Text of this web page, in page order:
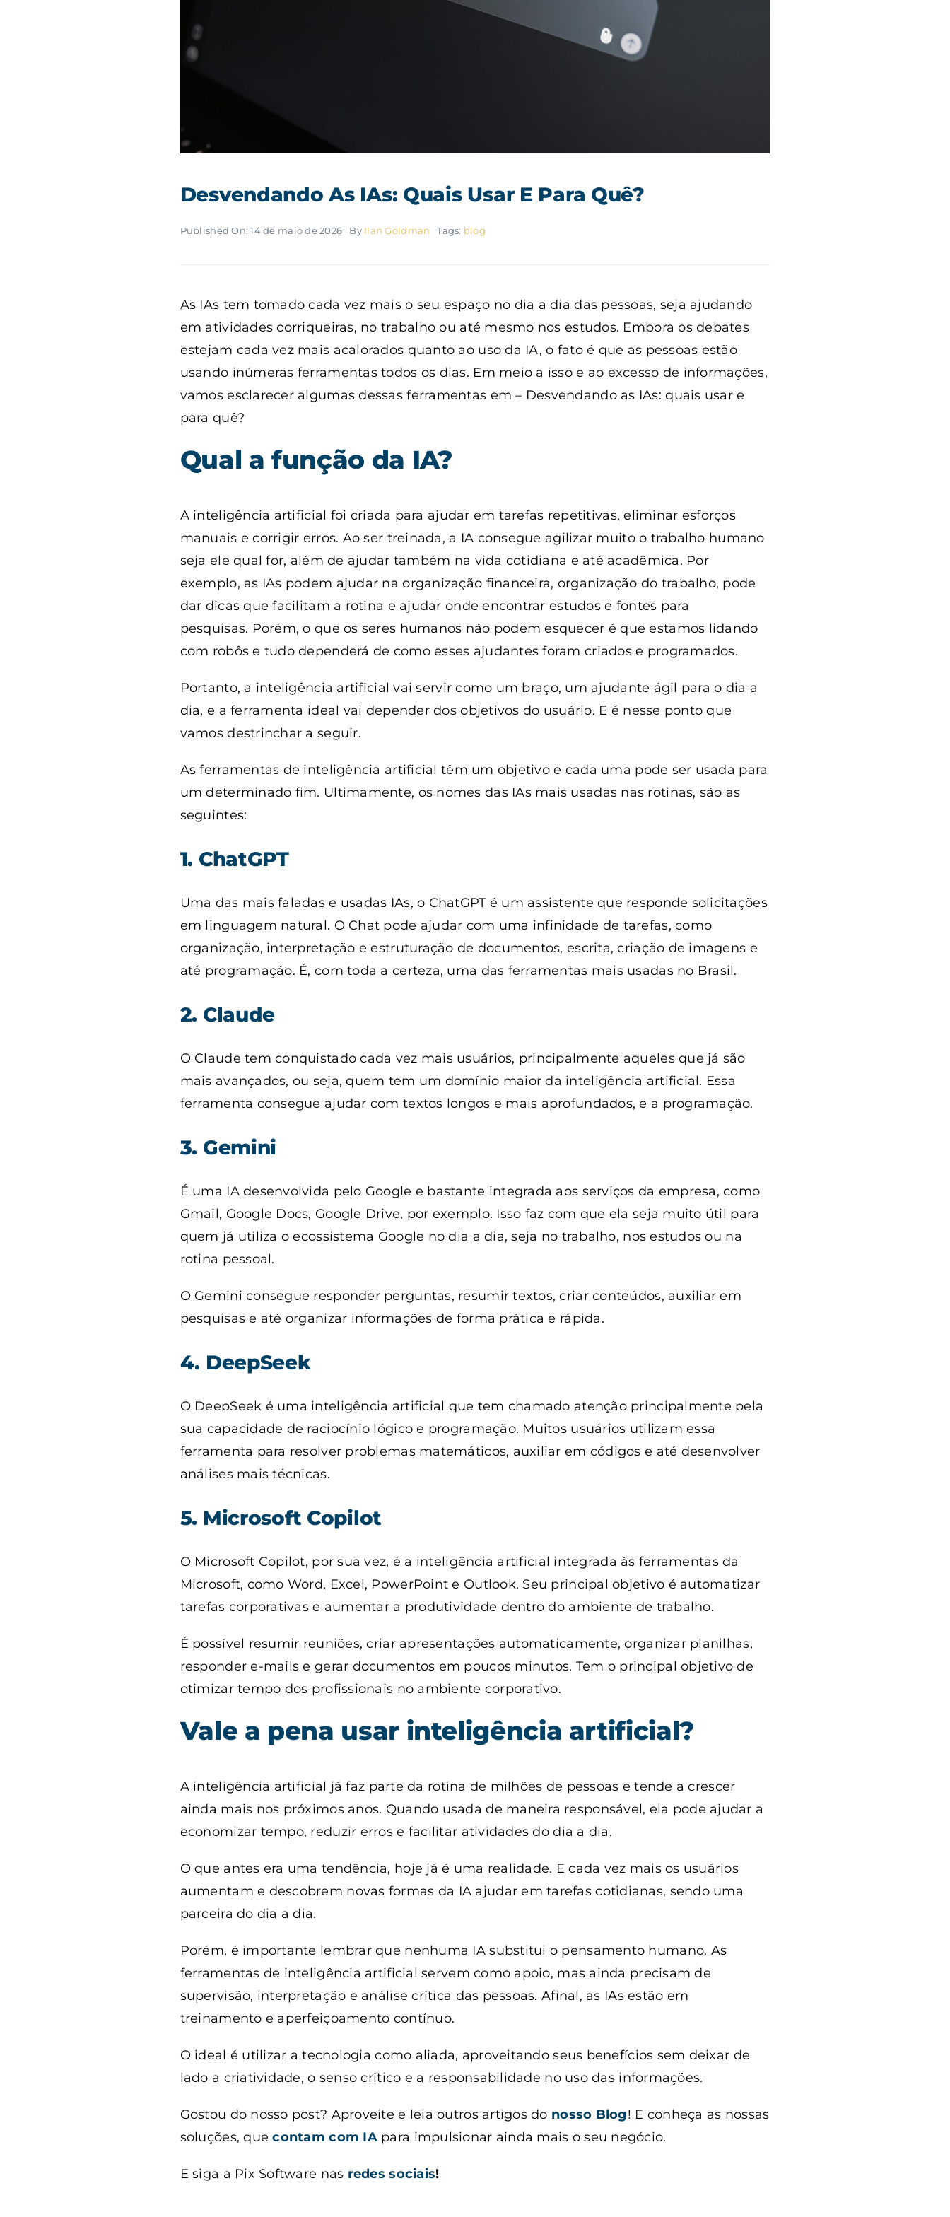
Desvendando As IAs: Quais Usar E Para Quê?
Published On: 14 de maio de 2026 By Ilan Goldman Tags: blog
As IAs tem tomado cada vez mais o seu espaço no dia a dia das pessoas, seja ajudando
em atividades corriqueiras, no trabalho ou até mesmo nos estudos. Embora os debates
estejam cada vez mais acalorados quanto ao uso da IA, o fato é que as pessoas estão
usando inúmeras ferramentas todos os dias. Em meio a isso e ao excesso de informações,
vamos esclarecer algumas dessas ferramentas em – Desvendando as IAs: quais usar e
para quê?
Qual a função da IA?
A inteligência artificial foi criada para ajudar em tarefas repetitivas, eliminar esforços
manuais e corrigir erros. Ao ser treinada, a IA consegue agilizar muito o trabalho humano
seja ele qual for, além de ajudar também na vida cotidiana e até acadêmica. Por
exemplo, as IAs podem ajudar na organização financeira, organização do trabalho, pode
dar dicas que facilitam a rotina e ajudar onde encontrar estudos e fontes para
pesquisas. Porém, o que os seres humanos não podem esquecer é que estamos lidando
com robôs e tudo dependerá de como esses ajudantes foram criados e programados.
Portanto, a inteligência artificial vai servir como um braço, um ajudante ágil para o dia a
dia, e a ferramenta ideal vai depender dos objetivos do usuário. E é nesse ponto que
vamos destrinchar a seguir.
As ferramentas de inteligência artificial têm um objetivo e cada uma pode ser usada para
um determinado fim. Ultimamente, os nomes das IAs mais usadas nas rotinas, são as
seguintes:
1. ChatGPT
Uma das mais faladas e usadas IAs, o ChatGPT é um assistente que responde solicitações
em linguagem natural. O Chat pode ajudar com uma infinidade de tarefas, como
organização, interpretação e estruturação de documentos, escrita, criação de imagens e
até programação. É, com toda a certeza, uma das ferramentas mais usadas no Brasil.
2. Claude
O Claude tem conquistado cada vez mais usuários, principalmente aqueles que já são
mais avançados, ou seja, quem tem um domínio maior da inteligência artificial. Essa
ferramenta consegue ajudar com textos longos e mais aprofundados, e a programação.
3. Gemini
É uma IA desenvolvida pelo Google e bastante integrada aos serviços da empresa, como
Gmail, Google Docs, Google Drive, por exemplo. Isso faz com que ela seja muito útil para
quem já utiliza o ecossistema Google no dia a dia, seja no trabalho, nos estudos ou na
rotina pessoal.
O Gemini consegue responder perguntas, resumir textos, criar conteúdos, auxiliar em
pesquisas e até organizar informações de forma prática e rápida.
4. DeepSeek
O DeepSeek é uma inteligência artificial que tem chamado atenção principalmente pela
sua capacidade de raciocínio lógico e programação. Muitos usuários utilizam essa
ferramenta para resolver problemas matemáticos, auxiliar em códigos e até desenvolver
análises mais técnicas.
5. Microsoft Copilot
O Microsoft Copilot, por sua vez, é a inteligência artificial integrada às ferramentas da
Microsoft, como Word, Excel, PowerPoint e Outlook. Seu principal objetivo é automatizar
tarefas corporativas e aumentar a produtividade dentro do ambiente de trabalho.
É possível resumir reuniões, criar apresentações automaticamente, organizar planilhas,
responder e-mails e gerar documentos em poucos minutos. Tem o principal objetivo de
otimizar tempo dos profissionais no ambiente corporativo.
Vale a pena usar inteligência artificial?
A inteligência artificial já faz parte da rotina de milhões de pessoas e tende a crescer
ainda mais nos próximos anos. Quando usada de maneira responsável, ela pode ajudar a
economizar tempo, reduzir erros e facilitar atividades do dia a dia.
O que antes era uma tendência, hoje já é uma realidade. E cada vez mais os usuários
aumentam e descobrem novas formas da IA ajudar em tarefas cotidianas, sendo uma
parceira do dia a dia.
Porém, é importante lembrar que nenhuma IA substitui o pensamento humano. As
ferramentas de inteligência artificial servem como apoio, mas ainda precisam de
supervisão, interpretação e análise crítica das pessoas. Afinal, as IAs estão em
treinamento e aperfeiçoamento contínuo.
O ideal é utilizar a tecnologia como aliada, aproveitando seus benefícios sem deixar de
lado a criatividade, o senso crítico e a responsabilidade no uso das informações.
Gostou do nosso post? Aproveite e leia outros artigos do nosso Blog! E conheça as nossas
soluções, quecontam com IApara impulsionar ainda mais o seu negócio.
E siga a Pix Software nas redes sociais!